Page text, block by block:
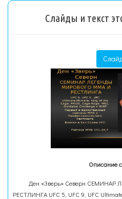
Слайды и текст
Описание
Ден «Зверь» Северн
РЕСТЛИНГА UFC 5, UFC 9, UFC